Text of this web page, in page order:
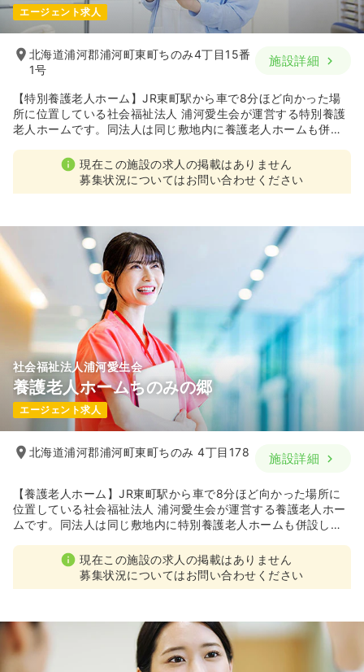
エージェント求人
北海道浦河郡浦河町東町ちのみ4丁目15番
1号
施設詳細
【特別養護老人ホーム】JR東町駅から車で8分ほど向かった場
所に位置している社会福祉法人 浦河愛生会が運営する特別養護
老人ホームです。同法人は同じ敷地内に養護老人ホームも併設
模となっており、自然豊富な環境下のもと、常に利用者にとっ
て最適なサービスを提供しています。
現在この施設の求人の掲載はありません
募集状況についてはお問い合わせください
社会福祉法人浦河愛生会
養護老人ホームちのみの郷
エージェント求人
北海道浦河郡浦河町東町ちのみ 4丁目178 施設詳細
【養護老人ホーム】JR東町駅から車で8分ほど向かった場所に
位置している社会福祉法人 浦河愛生会が運営する養護老人ホー
ムです。同法人は同じ敷地内に特別養護老人ホームも併設して
豊富な環境下のもと、常に利用者にとって最適なサービスを提
供しています。
現在この施設の求人の掲載はありません
募集状況についてはお問い合わせください